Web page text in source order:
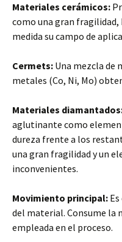
Materiales cerámicos:
como una gran
medida su campo de
Cermets: Una mezcla de
metales (Co, Ni, Mo)
Materiales
aglutinante como
dureza frente a los
una gran fragilidad y un
inconvenientes.
Movimiento principal:
del material. Consume la
empleada en el proceso.